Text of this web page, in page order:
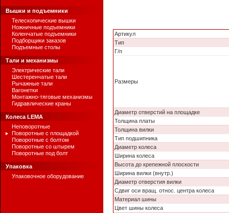
Вышки и подъемники
Телескопические вышки
Ножничные подъемники
Коленчатые подъемники
Подборщики заказов
Подъемные столы
Тали и механизмы
Электрические тали
Шестеренчатые тали
Рычажные тали
Вагонетки
Монтажно-тяговые механизмы
Гидравлические краны
Колеса LEMA
Неповоротные
Поворотные с площадкой
Поворотные с болтом
Поворотные со штырем
Поворотные под болт
Упаковка
Упаковочное оборудование
Артикул
Тип
Г/п
Размеры
Диаметр отверстий на площадке
Толщина платы
Толщина вилки
Тип подшипника
Диаметр колеса
Ширина колеса
Высота до крепежной плоскости
Ширина вилки (внутр.)
Диаметр отверстия вилки
Сдвиг оси вращ. относ. центра колеса
Материал шины
Цвет шины колеса